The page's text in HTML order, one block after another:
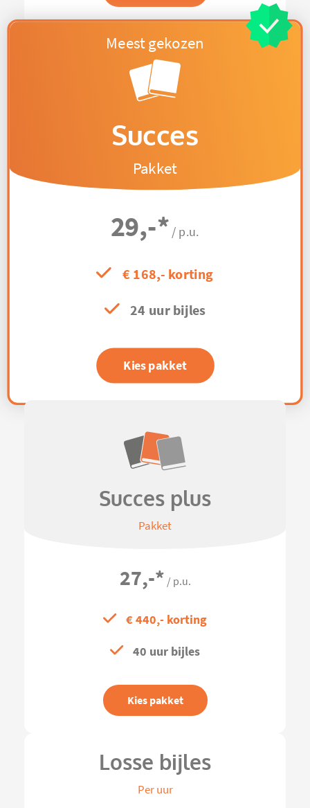
Succes
Pakket
29,-* / p.u.
€ 168,- korting
24 uur bijles
Kies pakket
Succes plus
Pakket
27,-* / p.u.
€ 440,- korting
40 uur bijles
Kies pakket
Losse bijles
Per uur